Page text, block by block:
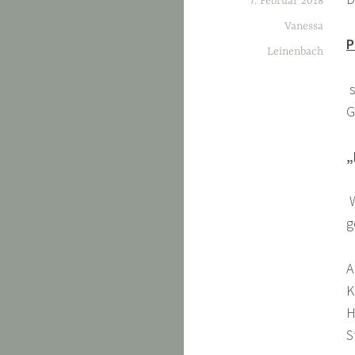
Vanessa
Leinenbach